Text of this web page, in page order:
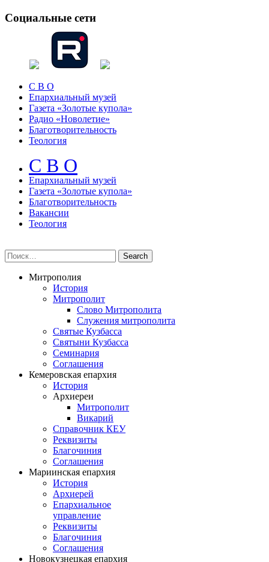
Социальные сети
С В О
Епархиальный музей
Газета «Золотые купола»
Радио «Новолетие»
Благотворительность
Теология
С В О
Епархиальный музeй
Газета «Золотые купола»
Благотворительность
Вакансии
Теология
Митрополия
История
Митрополит
Слово Митрополита
Служения митрополита
Святые Кузбасса
Святыни Кузбасса
Семинария
Соглашения
Кемеровская епархия
История
Архиереи
Митрополит
Викарий
Справочник КЕУ
Реквизиты
Благочиния
Соглашения
Мариинская епархия
История
Архиерей
Епархиальное
управление
Реквизиты
Благочиния
Соглашения
Новокузнецкая епархия